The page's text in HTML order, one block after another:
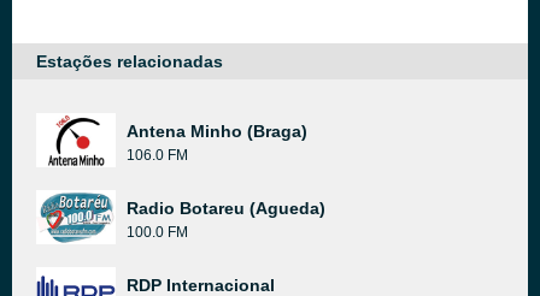
Estações relacionadas
Antena Minho (Braga)
106.0 FM
Radio Botareu (Agueda)
100.0 FM
RDP Internacional